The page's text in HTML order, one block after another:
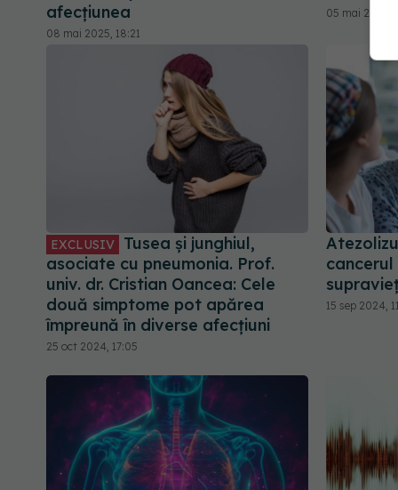
afecțiunea
08 mai 2025, 18:21
05 mai 2026,
EXCLUSIV
Tusea și junghiul,
asociate cu pneumonia. Prof.
univ. dr. Cristian Oancea: Cele
două simptome pot apărea
împreună în diverse afecțiuni
25 oct 2024, 17:05
cancerul
15 sep 2024,